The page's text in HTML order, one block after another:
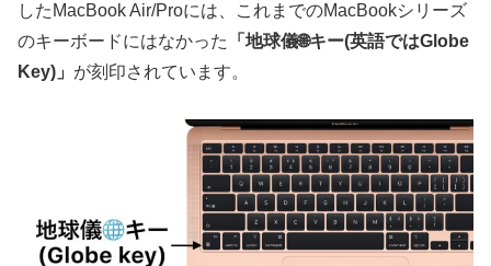
したMacBook Air/Proには、これまでのMacBookシリーズ
のキーボードにはなかった
「地球儀🌐キー(英語ではGlobe
Key)」 が刻印されています。